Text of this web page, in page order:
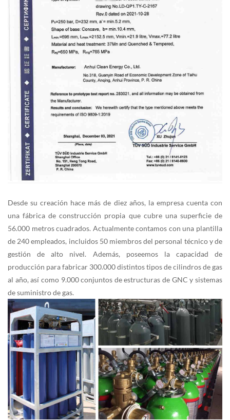
Desde su creación hace más de diez años, la empresa cuenta con
una fábrica de construcción propia que cubre una superficie de
56.000 metros cuadrados. Actualmente contamos con una plantilla
de 240 empleados, incluidos 50 miembros del personal técnico y de
gestión de alto nivel. Además, poseemos la capacidad de
producción para fabricar 300.000 distintos tipos de cilindros de gas
al año, así como 9.000 conjuntos de estructuras de GNC y sistemas
de suministro de gas.